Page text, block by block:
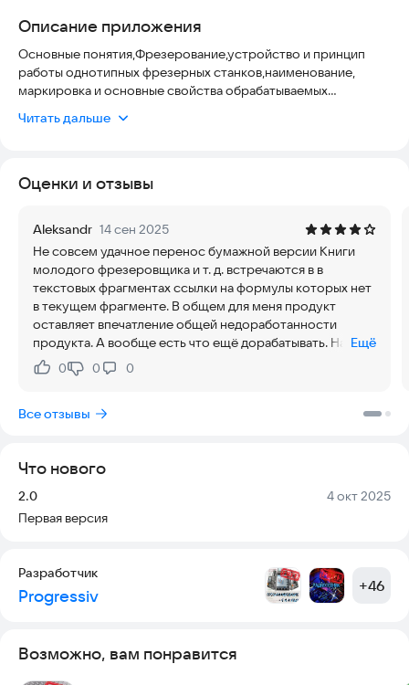
Описание приложения
Основные понятия,Фрезерование,устройство и принцип
работы однотипных фрезерных станков,наименование,
маркировка и основные свойства обрабатываемых
применения наиболее распространенных
свойства охлаждающих жидкостей и масел; система
универсальных фрезерно-копировальных,координатно-
расточных, горизонтальных, вертикальных и специальных
фрезерных станков различных типов и конструкций;
расчеты, связанные с наладкой станков;Сопротивление
материалов а также должностная инструкция и многое
другое необходимое в работе фрезеровщика.Чтение
технических чертежей.
Читать дальше
Оценки и отзывы
Aleksandr 14 сен 2025
Не совсем удачное перенос бумажной версии Книги
молодого фрезеровщика и т. д. встречаются в в
текстовых фрагментах ссылки на формулы которых нет
в текущем фрагменте. В общем для меня продукт
оставляет впечатление общей недоработанности
продукта. А вообще есть что ещё дорабатывать. На
текущий момент конкурентов продукту не вижу.
Ещё
Нравится:
0Не нравится:
0 0
Все отзывы
Что нового
Версия:
2.0 Дата:
4 окт 2025
Первая версия
Разработчик
Progressiv +46
Возможно, вам понравится